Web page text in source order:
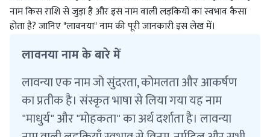
नाम किस राशि से जुड़ा है और इस नाम वाली लड़कियों का स्वभाव कैसा
होता है? जानिए "लावनया" नाम की पूरी जानकारी इस लेख में।
लावनया नाम के बारे में
लावन्या एक नाम जो सुंदरता, कोमलता और आकर्षण
का प्रतीक है। संस्कृत भाषा से लिया गया यह नाम
"माधुर्य" और "मोहकता" का अर्थ दर्शाता है। लावन्या